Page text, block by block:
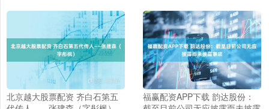
北京越大股票配资 齐白石第五
福赢配资APP下载 韵达股份：